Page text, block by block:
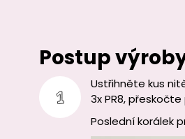
Postup
Ustřihněte kus
3x PR8,
Poslední korálek